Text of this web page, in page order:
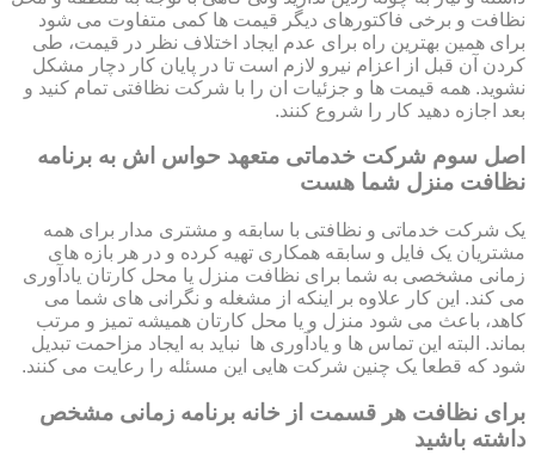
نظافت و برخی فاکتورهای دیگر قیمت ها کمی متفاوت می شود
برای همین بهترین راه برای عدم ایجاد اختلاف نظر در قیمت، طی
کردن آن قبل از اعزام نیرو لازم است تا در پایان کار دچار مشکل
نشوید. همه قیمت ها و جزئیات ان را با شرکت نظافتی تمام کنید و
بعد اجازه دهید کار را شروع کنند.
اصل سوم شرکت خدماتی متعهد حواس اش به برنامه
نظافت منزل شما هست
یک شرکت خدماتی و نظافتی با سابقه و مشتری مدار برای همه
مشتریان یک فایل و سابقه همکاری تهیه کرده و در هر بازه های
زمانی مشخصی به شما برای نظافت منزل یا محل کارتان یادآوری
می کند. این کار علاوه بر اینکه از مشغله و نگرانی های شما می
کاهد، باعث می شود منزل و یا محل کارتان همیشه تمیز و مرتب
بماند. البته این تماس ها و یادآوری ها نباید به ایجاد مزاحمت تبدیل
شود که قطعا یک چنین شرکت هایی این مسئله را رعایت می کنند.
برای نظافت هر قسمت از خانه برنامه زمانی مشخص
داشته باشید